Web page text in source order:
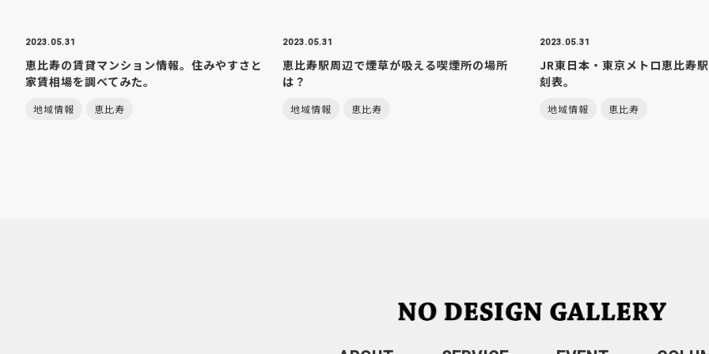
2023.05.31
恵比寿の賃貸マンション情報。住みやすさと
家賃相場を調べてみた。
地域情報 恵比寿
2023.05.31
恵比寿駅周辺で煙草が吸える喫煙所の場所
は？
地域情報 恵比寿
2023.05.31
JR東日本・東京メトロ恵比寿
刻表。
地域情報 恵比寿